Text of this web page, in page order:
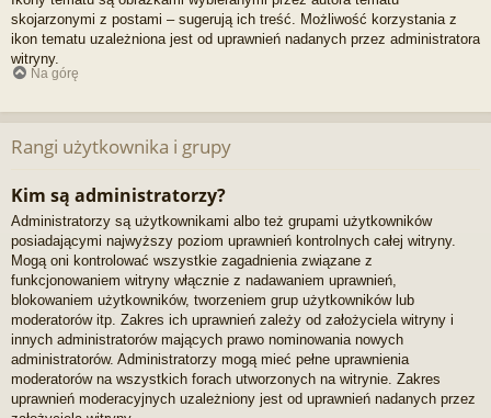
skojarzonymi z postami – sugerują ich treść. Możliwość korzystania z
ikon tematu uzależniona jest od uprawnień nadanych przez administratora
witryny.
Na górę
Rangi użytkownika i grupy
Kim są administratorzy?
Administratorzy są użytkownikami albo też grupami użytkowników
posiadającymi najwyższy poziom uprawnień kontrolnych całej witryny.
Mogą oni kontrolować wszystkie zagadnienia związane z
funkcjonowaniem witryny włącznie z nadawaniem uprawnień,
blokowaniem użytkowników, tworzeniem grup użytkowników lub
moderatorów itp. Zakres ich uprawnień zależy od założyciela witryny i
innych administratorów mających prawo nominowania nowych
administratorów. Administratorzy mogą mieć pełne uprawnienia
moderatorów na wszystkich forach utworzonych na witrynie. Zakres
uprawnień moderacyjnych uzależniony jest od uprawnień nadanych przez